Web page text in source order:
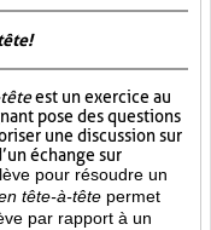
est un exercice au
pose des questions
une discussion sur
échange sur
pour résoudre un
tête-à-tête permet
par rapport à un